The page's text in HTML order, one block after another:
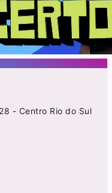
- Centro Rio do Sul